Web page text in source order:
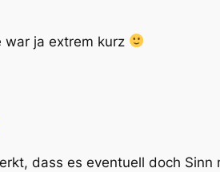
war ja extrem kurz
dass es eventuell doch